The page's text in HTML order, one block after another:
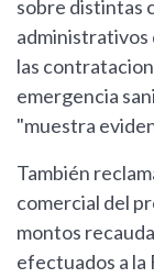
sobre distintas
administrativos
las
emergencia
"muestra
También
comercial del
montos
efectuados a la